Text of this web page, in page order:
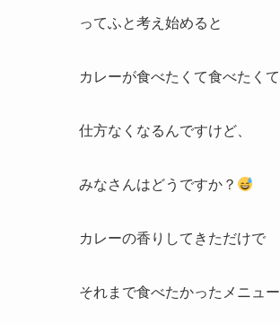
ってふと考え始めると
カレーが食べたくて食べたくて
仕方なくなるんですけど、
みなさんはどうですか？
カレーの香りしてきただけで
それまで食べたかったメニュー